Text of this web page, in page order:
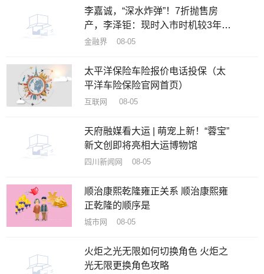
李嘉诚，“深水炸弹”！7折抛售房
产，李泽钜：现时入市时机较3年前
佳
金融界 08-05
太平洋保险车险报价电话投保（太
平洋车险保险官网首页）
互联网 08-05
天府融媒看大运 | 萌宠上新！“蓉宝”
新文创即将亮相大运博物馆
四川新闻网 08-05
顺治康熙乾隆雍正关系 顺治康熙雍
正乾隆的顺序是
城市网 08-05
火炬之光无限如何切换角色 火炬之
光无限更换角色攻略